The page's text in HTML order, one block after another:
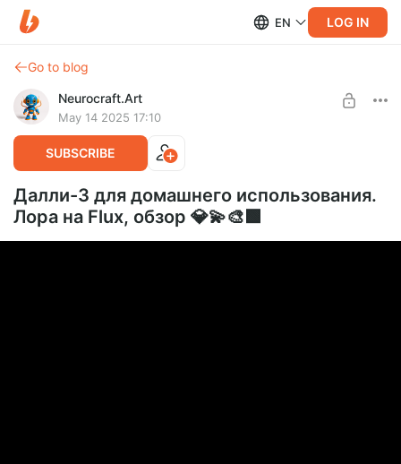
EN LOG IN
Go to blog
Neurocraft.Art
May 14 2025 17:10
SUBSCRIBE
Далли-3 для домашнего использования.
Лора на Flux, обзор 💎💫🎨🟩